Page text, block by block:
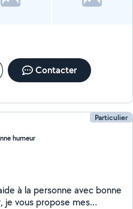
Contacter
Particulier
humeur
à la personne avec bonne
je vous propose mes